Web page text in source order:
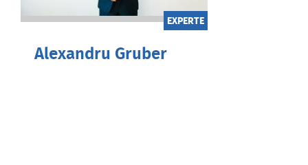
EXPERTE
Alexandru Gruber